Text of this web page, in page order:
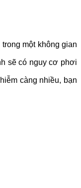
một không gian
sẽ có nguy cơ phơi
càng nhiều, bạn